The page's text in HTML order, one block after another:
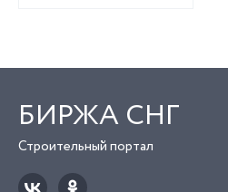
БИРЖА СНГ
Строительный портал